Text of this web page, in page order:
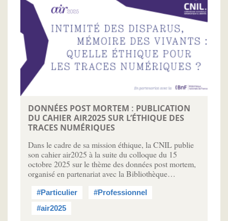
DONNÉES POST MORTEM : PUBLICATION
DU CAHIER AIR2025 SUR L’ÉTHIQUE DES
TRACES NUMÉRIQUES
Dans le cadre de sa mission éthique, la CNIL publie
son cahier air2025 à la suite du colloque du 15
octobre 2025 sur le thème des données post mortem,
organisé en partenariat avec la Bibliothèque…
#Particulier
#Professionnel
#air2025